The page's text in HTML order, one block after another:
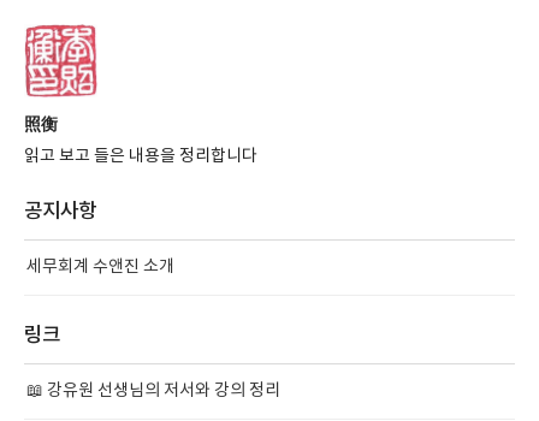
照衡
읽고 보고 들은 내용을 정리합니다
공지사항
세무회계 수앤진 소개
링크
📖 강유원 선생님의 저서와 강의 정리